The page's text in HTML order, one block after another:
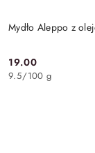
Mydło Aleppo z
Cena:
19.00
9.5/100 g